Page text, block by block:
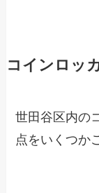
コインロッ
世田谷区内の
点をいくつか